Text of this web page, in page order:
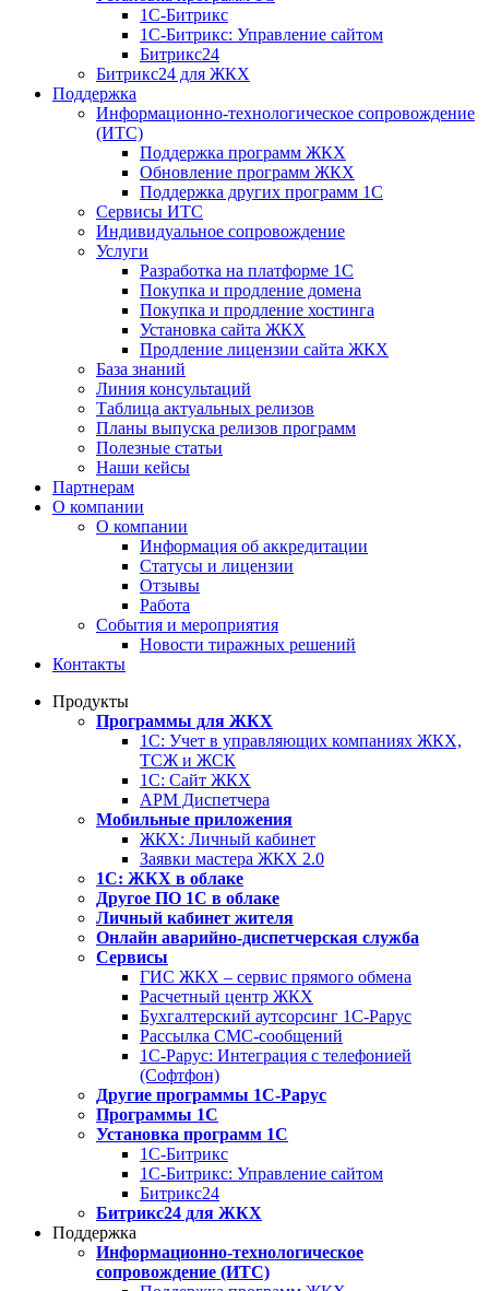
1С-Битрикс
1С-Битрикс: Управление сайтом
Битрикс24
Битрикс24 для ЖКХ
Поддержка
Информационно-технологическое сопровождение
(ИТС)
Поддержка программ ЖКХ
Обновление программ ЖКХ
Поддержка других программ 1С
Сервисы ИТС
Индивидуальное сопровождение
Услуги
Разработка на платформе 1С
Покупка и продление домена
Покупка и продление хостинга
Установка сайта ЖКХ
Продление лицензии сайта ЖКХ
База знаний
Линия консультаций
Таблица актуальных релизов
Планы выпуска релизов программ
Полезные статьи
Наши кейсы
Партнерам
О компании
О компании
Информация об аккредитации
Статусы и лицензии
Отзывы
Работа
События и мероприятия
Новости тиражных решений
Контакты
Продукты
Программы для ЖКХ
1С: Учет в управляющих компаниях ЖКХ,
ТСЖ и ЖСК
1С: Сайт ЖКХ
АРМ Диспетчера
Мобильные приложения
ЖКХ: Личный кабинет
Заявки мастера ЖКХ 2.0
1С: ЖКХ в облаке
Другое ПО 1С в облаке
Личный кабинет жителя
Онлайн аварийно-диспетчерская служба
Сервисы
ГИС ЖКХ – сервис прямого обмена
Расчетный центр ЖКХ
Бухгалтерский аутсорсинг 1С-Рарус
Рассылка СМС-сообщений
1С-Рарус: Интеграция с телефонией
(Софтфон)
Другие программы 1С-Рарус
Программы 1С
Установка программ 1С
1С-Битрикс
1С-Битрикс: Управление сайтом
Битрикс24
Битрикс24 для ЖКХ
Поддержка
Информационно-технологическое
сопровождение (ИТС)